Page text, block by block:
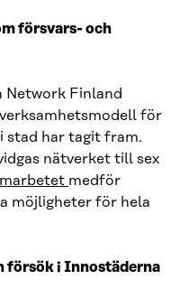
försvars- och
Network Finland
för
stad har tagit fram.
nätverket till sex
medför
möjligheter för hela
försök i Innostäderna